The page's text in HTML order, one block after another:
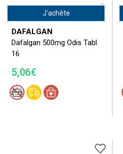
J'achète
DAFALGAN
Dafalgan 500mg Odis Tabl
16
5,06€